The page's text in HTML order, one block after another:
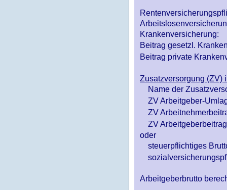
Krankenversicherung:
Beitrag gesetzl.
Beitrag private
Zusatzversorgung (ZV)
Name der
ZV Arbeitgeber-
ZV
ZV
oder
steuerpflichtiges
Arbeitgeberbrutto